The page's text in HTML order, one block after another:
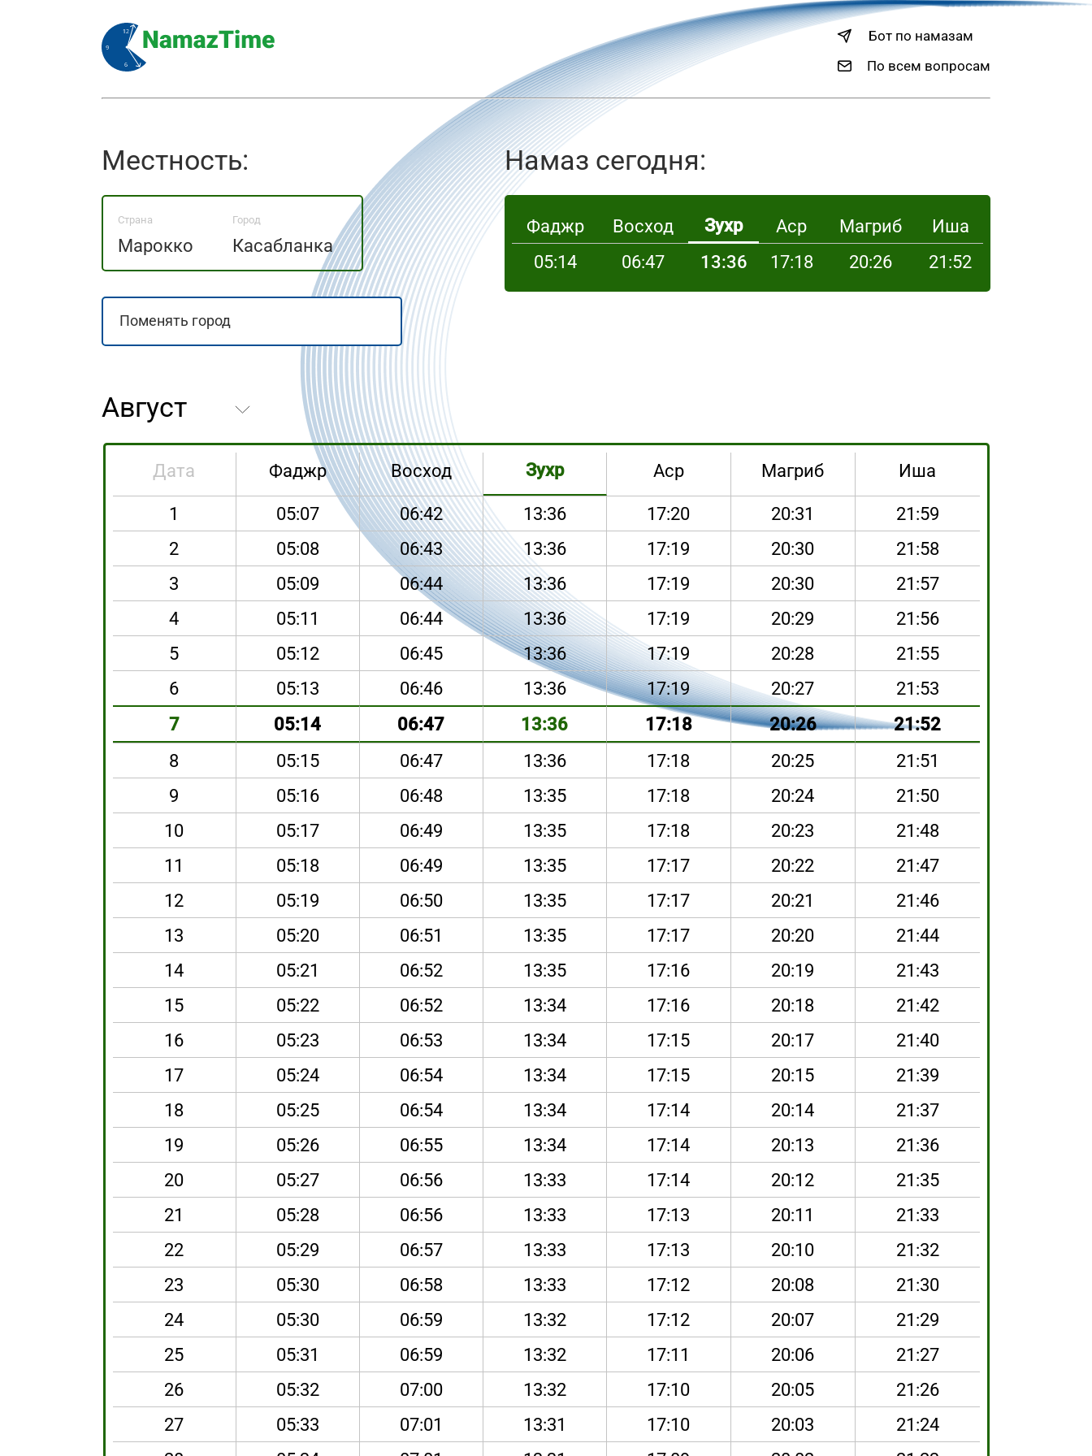
Бот по намазам
По всем вопросам
Местность:
Страна
Марокко
Город
Касабланка
Намаз сегодня:
Фаджр Восход Зухр Аср Магриб
Иша
05:14
06:47 13:36 17:18 20:26 21:52
Дата Фаджр Восход Зухр Аср Магриб Иша
1 05:07 06:42 13:36 17:20 20:31
21:59
2
05:08 06:43 13:36 17:19 20:30
21:58
3
05:09 06:44 13:36 17:19 20:30
21:57
4
05:11 06:44 13:36 17:19 20:29
21:56
5
05:12 06:45 13:36 17:19 20:28
21:55
6
05:13 06:46 13:36 17:19 20:27
21:53
7
05:14 06:47 13:36 17:18 20:26
21:52
8
05:15 06:47 13:36 17:18 20:25
21:51
9
05:16 06:48 13:35 17:18 20:24
21:50
10
05:17 06:49 13:35 17:18 20:23
21:48
11
05:18 06:49 13:35 17:17 20:22
21:47
12
05:19 06:50 13:35 17:17 20:21
21:46
13
05:20 06:51 13:35 17:17 20:20
21:44
14
05:21 06:52 13:35 17:16 20:19
21:43
15
05:22 06:52 13:34 17:16 20:18
21:42
16
05:23 06:53 13:34 17:15 20:17
21:40
17
05:24 06:54 13:34 17:15 20:15
21:39
18
05:25 06:54 13:34 17:14 20:14
21:37
19
05:26 06:55 13:34 17:14 20:13
21:36
20
05:27 06:56 13:33 17:14 20:12
21:35
21
05:28 06:56 13:33 17:13 20:11
21:33
22
05:29 06:57 13:33 17:13 20:10
21:32
23
05:30 06:58 13:33 17:12 20:08
21:30
24
05:30 06:59 13:32 17:12 20:07
21:29
25
05:31 06:59 13:32 17:11 20:06
21:27
26
05:32 07:00 13:32 17:10 20:05
21:26
27
05:33 07:01 13:31 17:10 20:03
21:24